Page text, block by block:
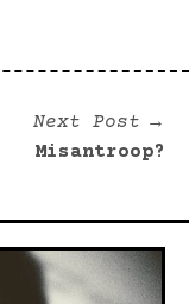
Next Post
Misantroop?